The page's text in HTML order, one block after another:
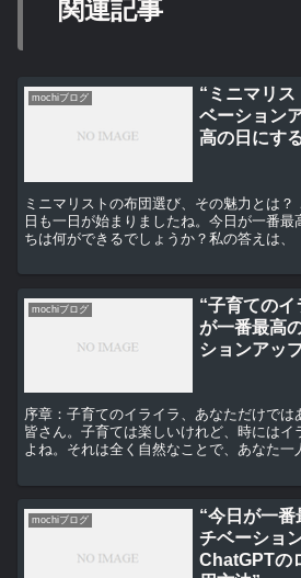
関連記事
mochiブログ
“ミニマリ
ベーション
高の日にす
ミニマリストの布団選び、その魅力とは
日も一日が始まりましたね。今日が一番
ちは何ができるでしょうか？私の答えは、
mochiブログ
“子育てのイ
が一番最高
ションアッ
序章：子育てのイライラ、あなただけでは
皆さん。子育ては楽しいけれど、時にはイ
よね。それは全く自然なことで、あなた一
mochiブログ
“今日が一
チベーショ
ChatGPTの